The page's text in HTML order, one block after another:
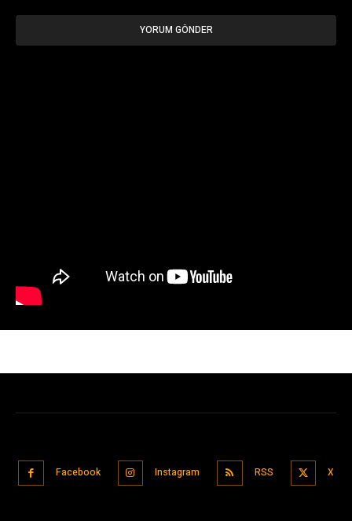
Facebook Instagram RSS X